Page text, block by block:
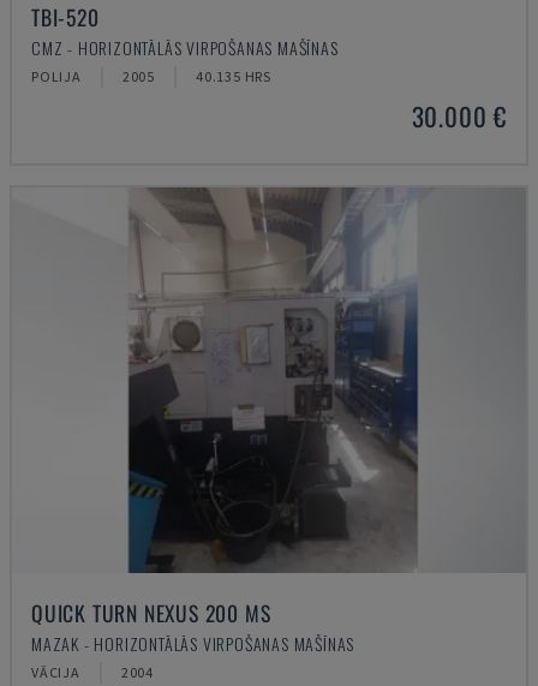
TBI-520
CMZ - HORIZONTĀLĀS VIRPOŠANAS MAŠĪNAS
POLIJA 2005 40.135 HRS
30.000 €
QUICK TURN NEXUS 200 MS
MAZAK - HORIZONTĀLĀS VIRPOŠANAS MAŠĪNAS
VĀCIJA 2004